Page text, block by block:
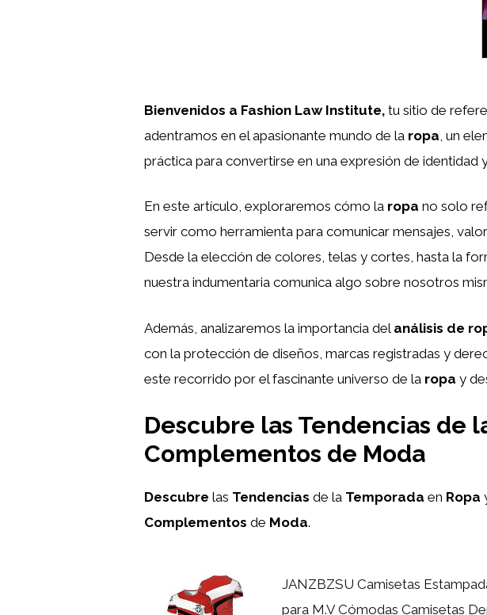
Bienvenidos a Fashion Law Institute, tu sitio de
adentramos en el apasionante mundo de la ropa , un
práctica para convertirse en una expresión de identidad
En este artículo, exploraremos cómo la ropa no solo
servir como herramienta para comunicar mensajes,
Desde la elección de colores, telas y cortes, hasta la
nuestra indumentaria comunica algo sobre nosotros
Además, analizaremos la importancia del análisis de
con la protección de diseños, marcas registradas y
este recorrido por el fascinante universo de la ropa y
Descubre las Tendencias de
Complementos de Moda
Descubre las Tendencias de la Temporada en Ropa
Complementos de Moda.
JANZBZSU Camisetas
para M.V Cómodas Camisetas